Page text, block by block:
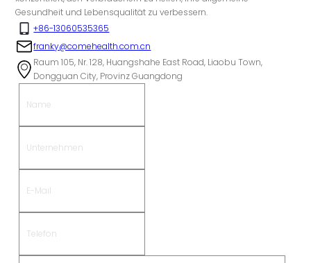
Gesundheit und Lebensqualität zu verbessern.
+86-13060535365
franky@comehealth.com.cn
Raum 105, Nr. 128, Huangshahe East Road, Liaobu Town,
Dongguan City, Provinz Guangdong